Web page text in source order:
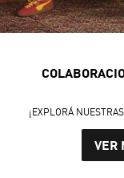
¡EXPLORÁ
VER